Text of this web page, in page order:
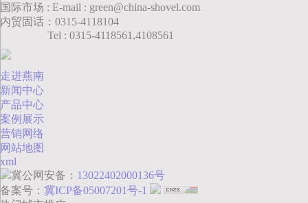
国际市场 : E-mail : green@china-shovel.com
内贸固话：0315-4118104
Tel : 0315-4118561,4108561
走进燕南
新闻中心
产品中心
案例展示
营销网络
网站地图
xml
冀公网安备： 13022402000136号
备案号： 冀ICP备05007201号-1